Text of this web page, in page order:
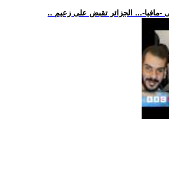
-مافيا-... الجزائر تقبض على زعيم